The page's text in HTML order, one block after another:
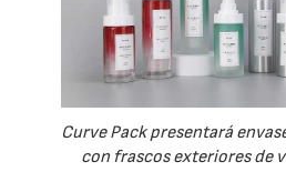
Curve Pack presentará
con frascos exteriores de